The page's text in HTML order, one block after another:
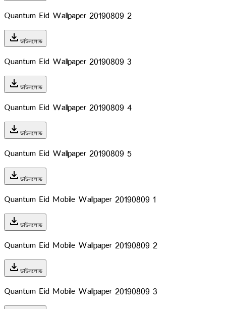
Quantum Eid Wallpaper 20190809 2
download ডাউনলোড
Quantum Eid Wallpaper 20190809 3
download ডাউনলোড
Quantum Eid Wallpaper 20190809 4
download ডাউনলোড
Quantum Eid Wallpaper 20190809 5
download ডাউনলোড
Quantum Eid Mobile Wallpaper 20190809 1
download ডাউনলোড
Quantum Eid Mobile Wallpaper 20190809 2
download ডাউনলোড
Quantum Eid Mobile Wallpaper 20190809 3